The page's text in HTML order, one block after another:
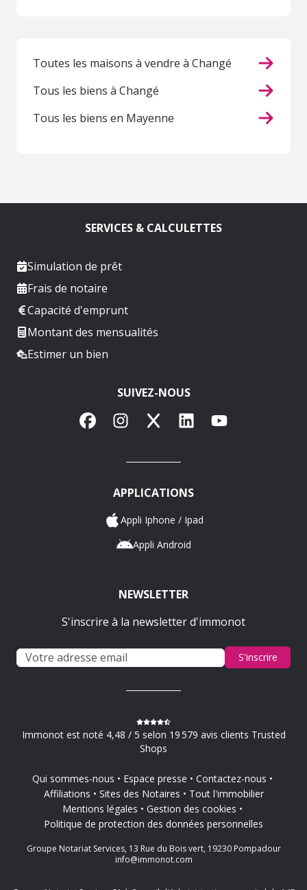
Toutes les maisons à vendre à Changé
Tous les biens à Changé
Tous les biens en Mayenne
SERVICES & CALCULETTES
Simulation de prêt
Frais de notaire
Capacité d'emprunt
Montant des mensualités
Estimer un bien
SUIVEZ-NOUS
FacebookInstagram
X LinkedInYouTube
APPLICATIONS
Appli Iphone / Ipad
Appli Android
NEWSLETTER
S'inscrire à la newsletter d'immonot
S'inscrire
Immonot est noté 4,48 / 5 selon 19 579 avis clients Trusted
Shops
Qui sommes-nous Espace presse
Contactez-nous
Affiliations
Sites des Notaires
Tout l'immobilier
Mentions légales
Gestion des cookies
Politique de protection des données personnelles
Groupe Notariat Services, 13 Rue du Bois vert, 19230 Pompadour
info@immonot.com